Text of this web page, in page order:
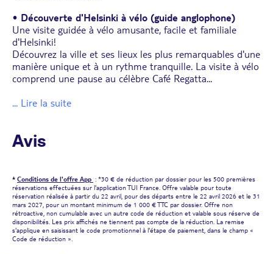
• Découverte d'Helsinki à vélo (guide anglophone)
Une visite guidée à vélo amusante, facile et familiale
d'Helsinki!
Découvrez la ville et ses lieux les plus remarquables d'une
manière unique et à un rythme tranquille. La visite à vélo
comprend une pause au célèbre Café Regatta...
... Lire la suite
Avis
* Conditions de l'offre App : *30 € de réduction par dossier pour les 500 premières
réservations effectuées sur l'application TUI France. Offre valable pour toute
réservation réalisée à partir du 22 avril, pour des départs entre le 22 avril 2026 et le 31
mars 2027, pour un montant minimum de 1 000 € TTC par dossier. Offre non
rétroactive, non cumulable avec un autre code de réduction et valable sous réserve de
disponibilités. Les prix affichés ne tiennent pas compte de la réduction. La remise
s'applique en saisissant le code promotionnel à l'étape de paiement, dans le champ «
Code de réduction ».